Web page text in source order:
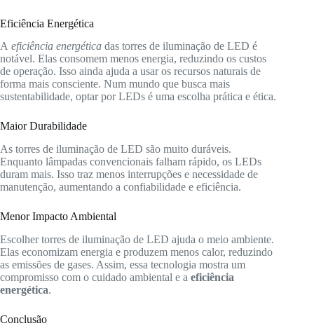
Eficiência Energética
A eficiência energética das torres de iluminação de LED é
notável. Elas consomem menos energia, reduzindo os custos
de operação. Isso ainda ajuda a usar os recursos naturais de
forma mais consciente. Num mundo que busca mais
sustentabilidade, optar por LEDs é uma escolha prática e ética.
Maior Durabilidade
As torres de iluminação de LED são muito duráveis.
Enquanto lâmpadas convencionais falham rápido, os LEDs
duram mais. Isso traz menos interrupções e necessidade de
manutenção, aumentando a confiabilidade e eficiência.
Menor Impacto Ambiental
Escolher torres de iluminação de LED ajuda o meio ambiente.
Elas economizam energia e produzem menos calor, reduzindo
as emissões de gases. Assim, essa tecnologia mostra um
compromisso com o cuidado ambiental e a eficiência
energética.
Conclusão